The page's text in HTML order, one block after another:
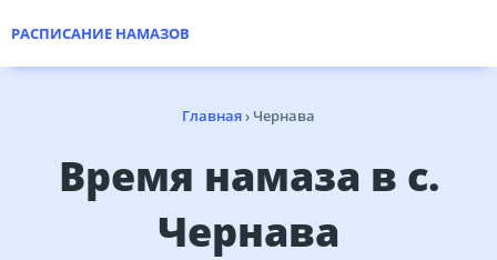
РАСПИСАНИЕ НАМАЗОВ
Главная› Чернава
Время намаза в с.
Чернава